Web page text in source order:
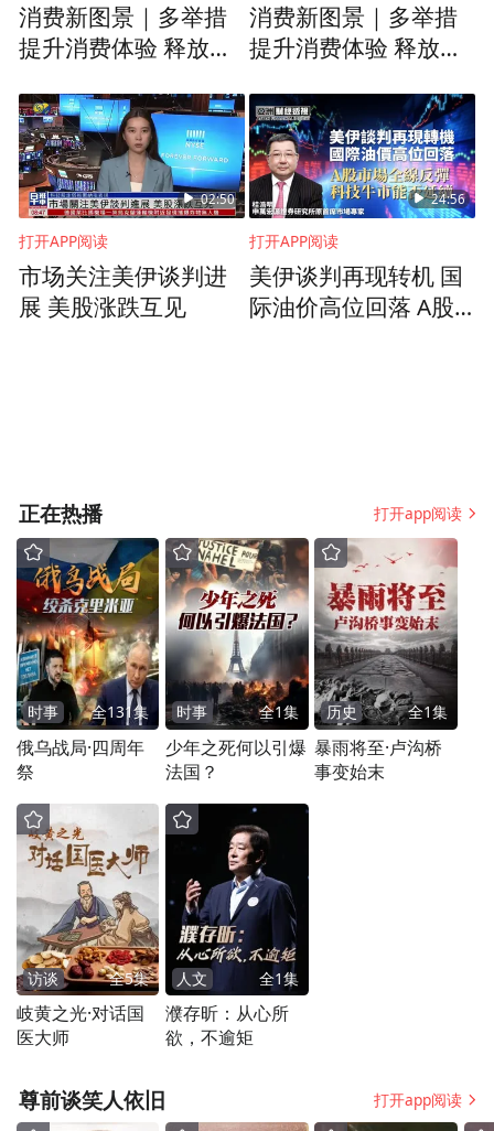
内空白，写出“一个企业见证一个行业发展”
的绚丽篇章，用“鲶鱼效应”促进了全行业的
良性竞争。
威海广泰的创业历程，是中国企业逐梦的缩
影。中国制造业突围的路上，既有豪情、激
情，又充满惨烈、壮烈。历经32年，威海广
泰从早期单一的飞机电源车产品，发展到空
港装备、消防救援装备、移动医疗装备、无
2023年5月28日12时31分，国产C919大型客
机平稳降落在北京首都国际机场，圆满完成
首次商业航班飞行。C919大型客机是我国首
次按照国际通行适航标准自行研制、具有自
主知识产权的喷气式干线客机，从总装下线
到成功试飞、再到正式商业运营，在全国各
地开展高温、高寒、 NTO 等各项性能测试及
试飞试验，威海广泰的客梯车、电源车、气
源车、除冰车、牵引车等多次为其保驾护
航。其中，无杆牵引车还参与了C919的 NTO
认证试验过程。
消费新图景｜多举措
提升消费体验 释放夏
消费新图景｜多举措
提升消费体验 释放夏
02:50
打开APP阅读
市场关注美伊谈判进
展 美股涨跌互见
24:56
打开APP阅读
美伊谈判再现转机 国
际油价高位回落 A股
正在热播 打开app阅读
时事 全131集
俄乌战局·四周年
祭
时事 全1集
少年之死何以引爆
法国？
历史 全1集
暴雨将至·卢沟桥
事变始末
访谈 全5集
岐黄之光·对话国
医大师
人文 全1集
濮存昕：从心所
欲，不逾矩
尊前谈笑人依旧 打开app阅读